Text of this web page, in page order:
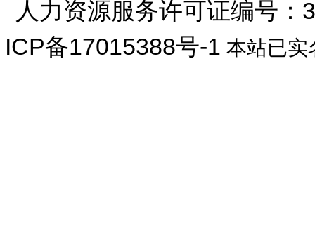
人力资源服务许可证编号
ICP备17015388号-1 本站已